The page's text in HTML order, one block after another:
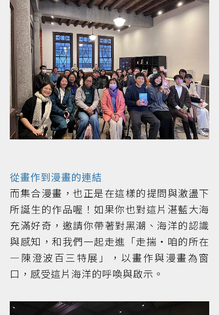
​從畫作到漫畫的連結
而集合漫畫，也正是在這樣的提問與激盪下
所誕生的作品喔！如果你也對這片湛藍大海
充滿好奇，邀請你帶著對黑潮、海洋的認識
與感知，和我們一起走進「走揣・咱的所在
—陳澄波百三特展」，以畫作與漫畫為窗
口，感受這片海洋的呼喚與啟示。